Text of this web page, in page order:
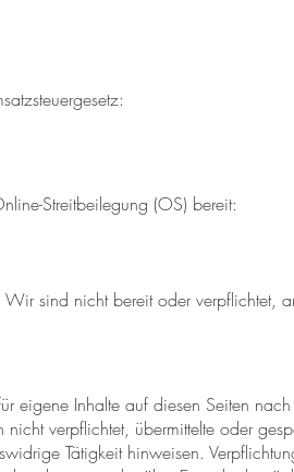
Streitbeilegung (OS) bereit:
sind nicht bereit oder verpflichtet,
eigene Inhalte auf diesen Seiten
verpflichtet, übermittelte oder
Tätigkeit hinweisen.